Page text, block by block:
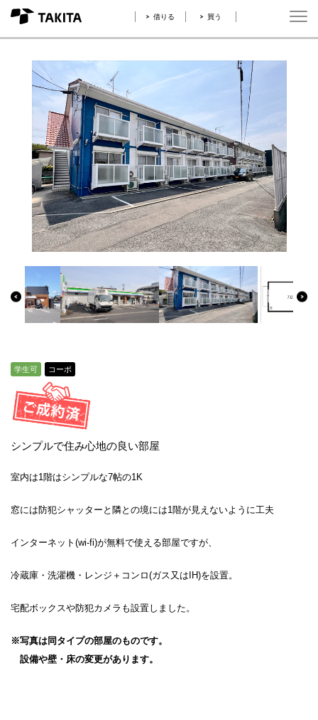
借りる 買う
学生可 コーポ
シンプルで住み心地の良い部屋
室内は1階はシンプルな7帖の1K
窓には防犯シャッターと隣との境には1階が見えないように工夫
インターネット(wi-fi)が無料で使える部屋ですが、
冷蔵庫・洗濯機・レンジ＋コンロ(ガス又はIH)を設置。
宅配ボックスや防犯カメラも設置しました。
※写真は同タイプの部屋のものです。
設備や壁・床の変更があります。